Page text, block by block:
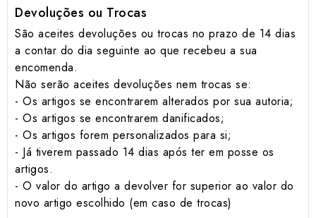
Devoluções ou Trocas
São aceites devoluções ou trocas no prazo de 14 dias
a contar do dia seguinte ao que recebeu a sua
encomenda.
Não serão aceites devoluções nem trocas se:
- Os artigos se encontrarem alterados por sua autoria;
- Os artigos se encontrarem danificados;
- Os artigos forem personalizados para si;
- Já tiverem passado 14 dias após ter em posse os
artigos.
- O valor do artigo a devolver for superior ao valor do
novo artigo escolhido (em caso de trocas)